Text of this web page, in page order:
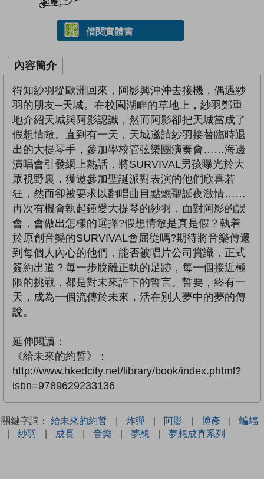
借閱實體書
內容簡介
得知紗羽從歐洲回來，阿影興沖沖去接機，偶遇紗
羽的朋友─天城。在校園湖畔的草地上，紗羽鄭重
地介紹天城與阿影認識，然而阿影卻把天城當成了
假想情敵。直到有一天，天城邀請紗羽接替臨時退
出的大提琴手，參加學校管弦樂團演奏會……海邊
演唱會引發網上熱話，將SURVIVAL男孩曝光於大
眾視野裏，獲邀參加聖誕派對表演的他們欣喜若
狂，然而卻被要求以翻唱曲目點燃聖誕夜激情……
再次有機會執起鍾愛大提琴的紗羽，面對阿影的誤
會，會做出怎樣的選擇?假想情敵是真是假？執着
於原創音樂的SURVIVAL會屈從嗎?期待將音樂傳遞
到每個人內心的他們，能否被唱片公司賞識，正式
簽約出道？每一步脫離正軌的足跡，每一個接近極
限的挑戰，都是對未來許下的誓言。誓要，終有一
天，成為一個流傳於未來，活在別人夢中的夢的傳
說。
延伸閱讀：
《給未來的約誓》：
http://www.hkedcity.net/library/book/index.phtml?
isbn=9789629233136
關鍵字詞： 給未來的約誓 | 炸彈 | 阿影 | 博彥 |
蝙蝠
|
紗羽 | 成長 | 音樂 | 夢想 | 夢想成真系列